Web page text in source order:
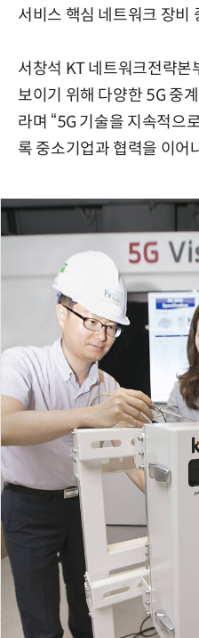
서비스 핵심 네트워크 장비
서창석 KT 네트워크전략본
보이기 위해 다양한 5G 중
라며 “5G 기술을 지속적으
록 중소기업과 협력을 이어